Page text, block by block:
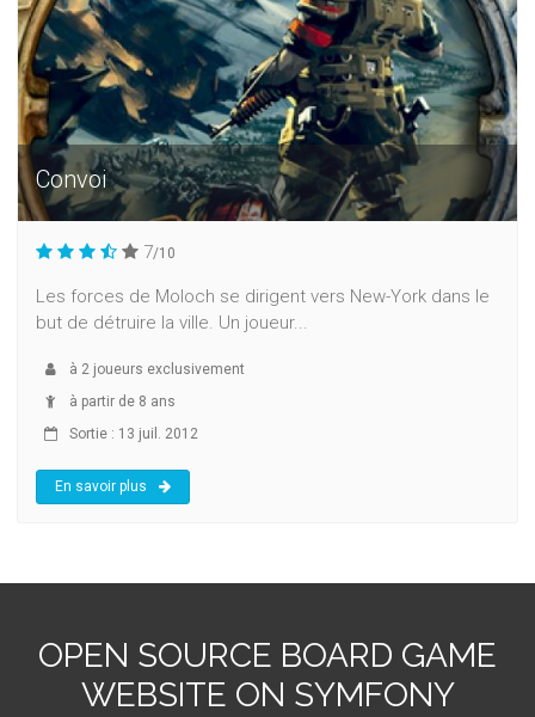
Convoi
7/10
Les forces de Moloch se dirigent vers New-York dans le
but de détruire la ville. Un joueur...
à 2 joueurs exclusivement
à partir de 8 ans
Sortie : 13 juil. 2012
En savoir plus
OPEN SOURCE BOARD GAME
WEBSITE ON SYMFONY